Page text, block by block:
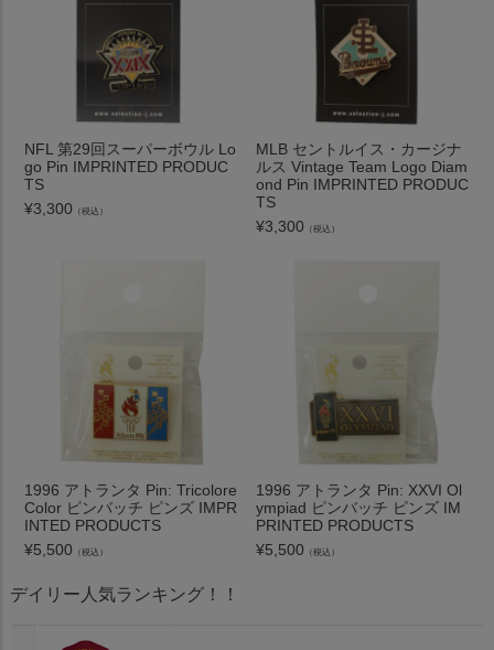
NFL 第29回スーパーボウル Lo
go Pin IMPRINTED PRODUC
TS
¥3,300 （税込）
MLB セントルイス・カージナ
ルス Vintage Team Logo Diam
ond Pin IMPRINTED PRODUC
TS
¥3,300 （税込）
1996 アトランタ Pin: Tricolore
Color ピンバッチ ピンズ IMPR
INTED PRODUCTS
¥5,500 （税込）
1996 アトランタ Pin: XXVI Ol
ympiad ピンバッチ ピンズ IM
PRINTED PRODUCTS
¥5,500 （税込）
デイリー人気ランキング！！